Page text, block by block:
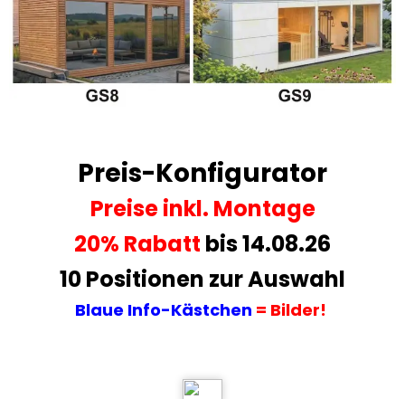
Preis-Konfigurator
Preiseinkl. Montage
20% Rabatt bis 14.08.26
10 Positionen zur Auswahl
Blaue Info-Kästchen = Bilder!